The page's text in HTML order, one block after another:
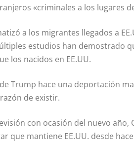
«criminales a los lugares
a los migrantes llegados a
estudios han demostrado
los nacidos en EE.UU.
Trump hace una deportación
de existir.
con ocasión del nuevo año,
que mantiene EE.UU. desde